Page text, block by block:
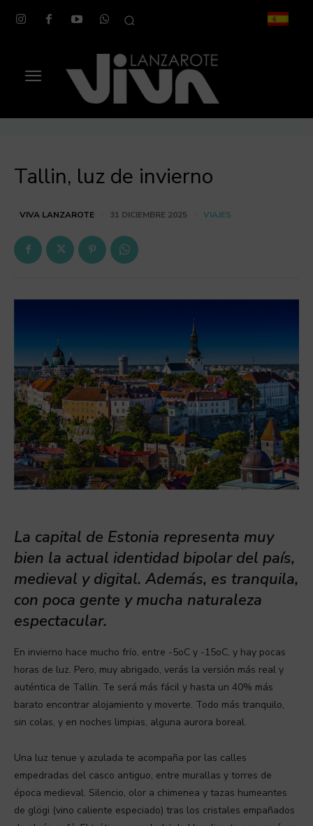
Tallin, luz de invierno
VIVA LANZAROTE 31 DICIEMBRE 2025 VIAJES
La capital de Estonia representa muy
bien la actual identidad bipolar del país,
medieval y digital. Además, es tranquila,
con poca gente y mucha naturaleza
espectacular.
En invierno hace mucho frío, entre -5oC y -15oC, y hay pocas
horas de luz. Pero, muy abrigado, verás la versión más real y
auténtica de Tallin. Te será más fácil y hasta un 40% más
barato encontrar alojamiento y moverte. Todo más tranquilo,
sin colas, y en noches limpias, alguna aurora boreal.
Una luz tenue y azulada te acompaña por las calles
empedradas del casco antiguo, entre murallas y torres de
época medieval. Silencio, olor a chimenea y tazas humeantes
de glögi (vino caliente especiado) tras los cristales empañados